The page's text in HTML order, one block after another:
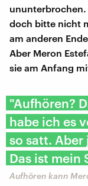
ununterbrochen.
doch bitte nicht
am anderen
Aber Meron
sie am Anfang
"Aufhören?
habe ich es
so satt. Aber
Das ist mein
Aufhören kann